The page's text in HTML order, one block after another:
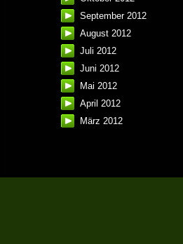
September 2012
August 2012
Juli 2012
Juni 2012
Mai 2012
April 2012
März 2012